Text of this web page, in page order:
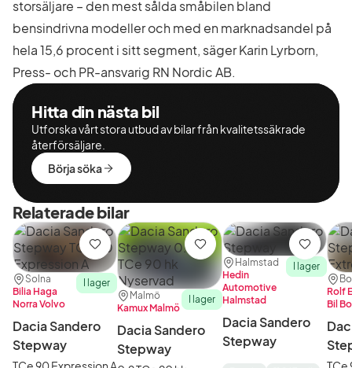
storsäljare – den mest sålda småbilen bland
bensindrivna modeller och med en marknadsandel på
hela 15,6 procent i sitt segment, säger Karin Lyrborn,
Press- och PR-ansvarig RN Nordic AB.
Hitta din nästa bil
Utforska vårt stora utbud av bilar från kvalitetssäkrade
återförsäljare.
Börja söka
Relaterade bilar
Plats:
Solna
Återförsäljare:
Bilia Haga
Norra Volvo
I lager
Dacia Sandero
Stepway
Spara
Plats:
Malmö
Återförsäljare:
Kamux Malmö
I lager
Dacia Sandero
Stepway
Spara
Plats:Halmstad
Återförsäljare:
Hedin
Automotive
Halmstad
I lager
Dacia Sandero
Stepway
Spara
Rolf
Bil